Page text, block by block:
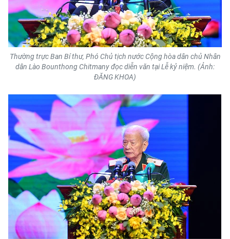
Thường trực Ban Bí thư, Phó Chủ tịch nước Cộng hòa dân chủ Nhân
dân Lào Bounthong Chitmany đọc diễn văn tại Lễ kỷ niệm. (Ảnh:
ĐĂNG KHOA)